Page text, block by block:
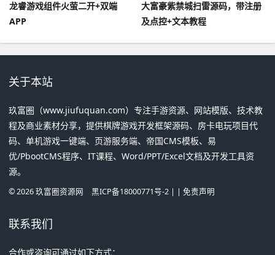
龙睿游戏组件火萤二开+双端
APP
大富豪紫禁城扫雷源码，带注册
及点控+文本教程
关于本站
玖富圈（www.jiufuquan.com）专注手游资源、网站模版、技术教
程及商业素材分享，提供棋牌游戏开发框架源码、房卡电玩项目代
码、单机游戏一键端、页游服务端、帝国CMS模板、易
优/PbootCMS程序、IT课程、Word/PPT/Excel文档及开发工具资
源。
©2026玖富圈资源网 黑ICP备18000771号-2| | 免责声明
联系我们
合作或咨询可通过如下方式：